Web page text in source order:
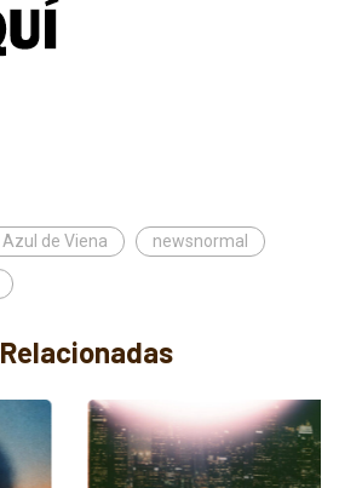
Azul de Viena newsnormal